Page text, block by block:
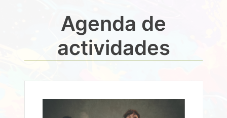
Agenda de
actividades